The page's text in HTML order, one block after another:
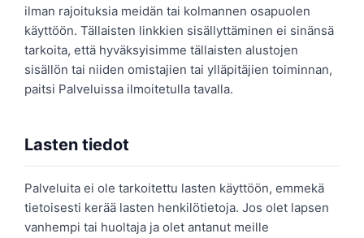
ilman rajoituksia meidän tai kolmannen osapuolen
käyttöön. Tällaisten linkkien sisällyttäminen ei sinänsä
tarkoita, että hyväksyisimme tällaisten alustojen
sisällön tai niiden omistajien tai ylläpitäjien toiminnan,
paitsi Palveluissa ilmoitetulla tavalla.
Lasten tiedot
Palveluita ei ole tarkoitettu lasten käyttöön, emmekä
tietoisesti kerää lasten henkilötietoja. Jos olet lapsen
vanhempi tai huoltaja ja olet antanut meille